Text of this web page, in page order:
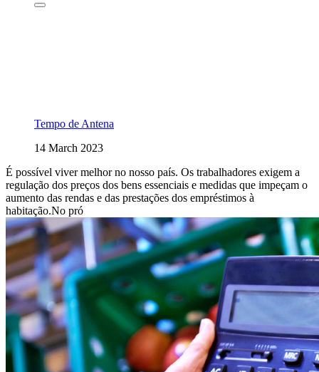
Tempo de Antena
14 March 2023
É possível viver melhor no nosso país. Os trabalhadores exigem a
regulação dos preços dos bens essenciais e medidas que impeçam o
aumento das rendas e das prestações dos empréstimos à
habitação.No pró